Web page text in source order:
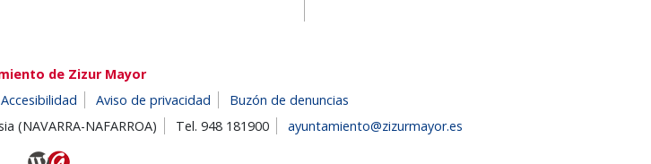
de Zizur Mayor
Accesibilidad Aviso de privacidad
Buzón de denuncias
(NAVARRA-NAFARROA)
Tel. 948 181900 ayuntamiento@zizurmayor.es